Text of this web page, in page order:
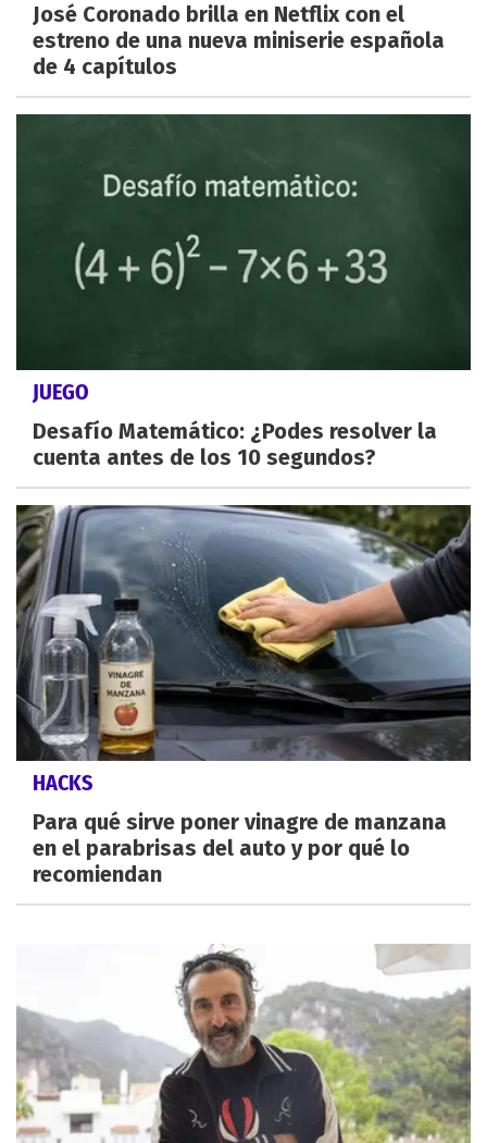
José Coronado brilla en Netflix con el
estreno de una nueva miniserie española
de 4 capítulos
JUEGO
Desafío Matemático: ¿Podes resolver la
cuenta antes de los 10 segundos?
HACKS
Para qué sirve poner vinagre de manzana
en el parabrisas del auto y por qué lo
recomiendan